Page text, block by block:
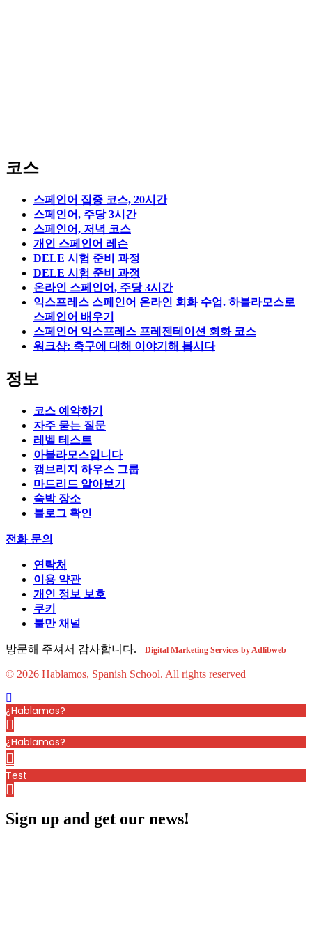
코스
스페인어 집중 코스, 20시간
스페인어, 주당 3시간
스페인어, 저녁 코스
개인 스페인어 레슨
DELE 시험 준비 과정
DELE 시험 준비 과정
온라인 스페인어, 주당 3시간
익스프레스 스페인어 온라인 회화 수업. 하블라모스로
스페인어 배우기
스페인어 익스프레스 프레젠테이션 회화 코스
워크샵: 축구에 대해 이야기해 봅시다
정보
코스 예약하기
자주 묻는 질문
레벨 테스트
아블라모스입니다
캠브리지 하우스 그룹
마드리드 알아보기
숙박 장소
블로그 확인
전화 문의
연락처
이용 약관
개인 정보 보호
쿠키
불만 채널
방문해 주셔서 감사합니다. Digital Marketing Services by Adlibweb
© 2026 Hablamos, Spanish School. All rights reserved
¿Hablamos?
¿Hablamos?
Test
Sign up and get our news!